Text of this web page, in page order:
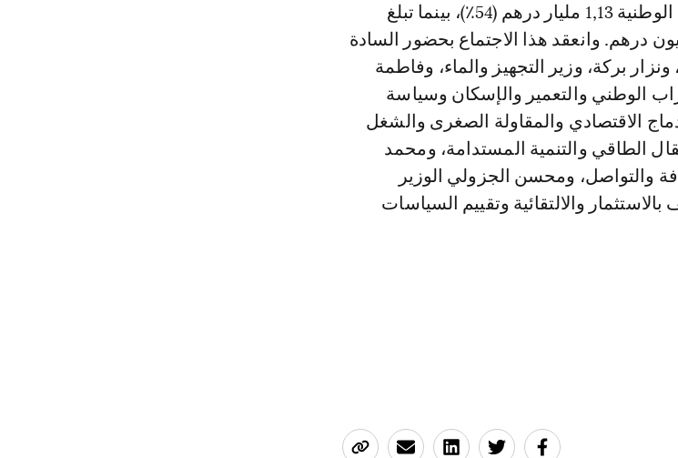
وتبلغ قيمة المشاريع ذات الرساميل الوطنية 1,13 مليار درهم (54٪)، بينما تبلغ
الأجنبية المختلطة 956 مليون درهم. وانعقد هذا الاجتماع بحضور السادة
بركة، وزير التجهيز والماء، وفاطمة
الوطني والتعمير والإسكان وسياسة
الاقتصادي والمقاولة الصغرى والشغل
الطاقي والتنمية المستدامة، ومحمد
والتواصل، ومحسن الجزولي الوزير
والالتقائية وتقييم السياسات